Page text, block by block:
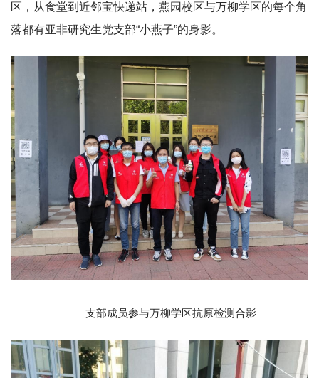
区，从食堂到近邻宝快递站，燕园校区与万柳学区的每个角
落都有亚非研究生党支部“小燕子”的身影。
支部成员参与万柳学区抗原检测合影